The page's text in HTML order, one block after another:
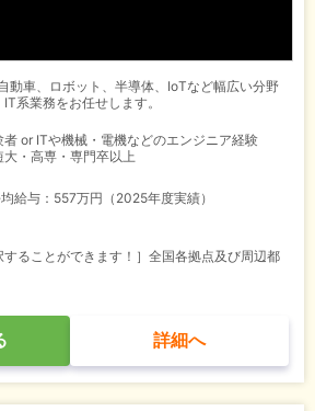
動車、ロボット、半導体、IoTなど幅広い分野
系業務をお任せします。
者 or ITや機械・電機などのエンジニア経験
・高専・専門卒以上
給与：557万円（2025年度実績）
することができます！］全国各拠点及び周辺都
詳細へ